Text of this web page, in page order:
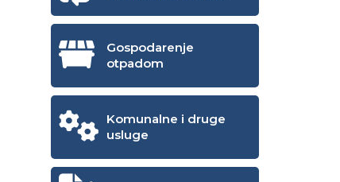
Gospodarenje
otpadom
Komunalne i druge
usluge